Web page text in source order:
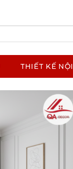
THIẾT KẾ